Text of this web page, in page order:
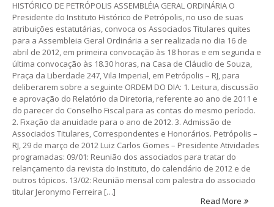
HISTÓRICO DE PETRÓPOLIS ASSEMBLÉIA GERAL ORDINÁRIA O
Presidente do Instituto Histórico de Petrópolis, no uso de suas
atribuições estatutárias, convoca os Associados Titulares quites
para a Assembleia Geral Ordinária a ser realizada no dia 16 de
abril de 2012, em primeira convocação às 18 horas e em segunda e
última convocação às 18.30 horas, na Casa de Cláudio de Souza,
Praça da Liberdade 247, Vila Imperial, em Petrópolis – RJ, para
deliberarem sobre a seguinte ORDEM DO DIA: 1. Leitura, discussão
e aprovação do Relatório da Diretoria, referente ao ano de 2011 e
do parecer do Conselho Fiscal para as contas do mesmo período.
2. Fixação da anuidade para o ano de 2012. 3. Admissão de
Associados Titulares, Correspondentes e Honorários. Petrópolis –
RJ, 29 de março de 2012 Luiz Carlos Gomes – Presidente Atividades
programadas: 09/01: Reunião dos associados para tratar do
relançamento da revista do Instituto, do calendário de 2012 e de
outros tópicos. 13/02: Reunião mensal com palestra do associado
titular Jeronymo Ferreira […]
Read More